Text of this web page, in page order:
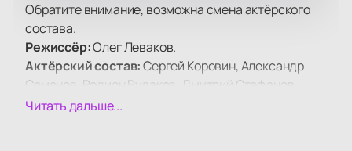
Обратите внимание, возможна смена актёрского
состава.
Режиссёр:Олег Леваков.
Актёрский состав:Сергей Коровин, Александр
Семенов, Родион Рудаков, Дмитрий Стефанов,
Максим Харитонов, Ольга Левина, Андрей Котов,
Читать дальше...